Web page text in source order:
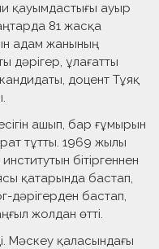
қауымдастығы ауыр
81 жасқа
адам жанының
дәрігер, ұлағатты
доцент Тұяқ
ашып, бар ғұмырын
тұтты. 1969 жылы
бітіргеннен
қатарында бастап,
дәрігерден бастап,
жолдан өтті.
Мәскеу қаласындағы